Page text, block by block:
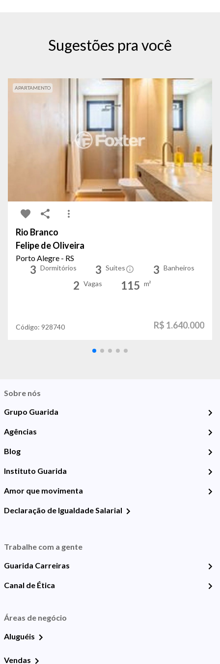
Sugestões pra você
APARTAMENTO
Rio Branco
Felipe de Oliveira
Porto Alegre - RS
3 Dormitórios 3 Suítes 3 Banheiros
2 Vagas 115 m²
Código: 928740 R$ 1.640.000
Sobre nós
Grupo Guarida
Agências
Blog
Instituto Guarida
Amor que movimenta
Declaração de Igualdade Salarial
Trabalhe com a gente
Guarida Carreiras
Canal de Ética
Áreas de negócio
Aluguéis
Vendas